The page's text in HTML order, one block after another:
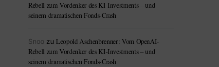
Rebell zum Vordenker des KI-Investments – und
seinem dramatischen Fonds-Crash
Snoo zu Leopold Aschenbrenner: Vom OpenAI-
Rebell zum Vordenker des KI-Investments – und
seinem dramatischen Fonds-Crash